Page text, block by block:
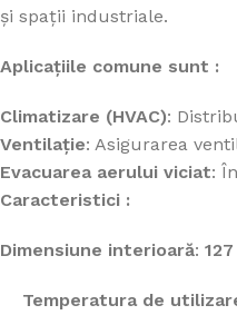
Clapeta circulara
antifoc D100
449.15lei
ADAUGĂ ÎN COȘ
și spații industriale.
Aplicațiile comune sunt :
Climatizare (HVAC):
Ventilație: Asigurarea
Evacuarea aerului viciat:
Caracteristici :
Dimensiune interioară:
Temperatura de